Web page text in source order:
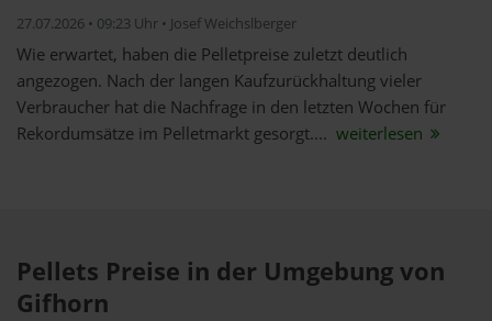
27.07.2026 • 09:23 Uhr • Josef Weichslberger
Wie erwartet, haben die Pelletpreise zuletzt deutlich
angezogen. Nach der langen Kaufzurückhaltung vieler
Verbraucher hat die Nachfrage in den letzten Wochen für
Rekordumsätze im Pelletmarkt gesorgt.... weiterlesen
Pellets Preise in der Umgebung von
Gifhorn